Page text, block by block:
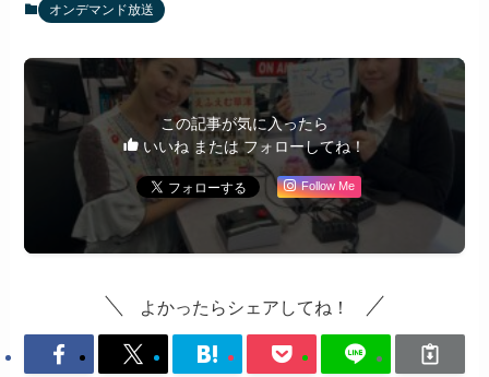
オンデマンド放送
この記事が気に入ったら
いいね または フォローしてね！
Follow Me
よかったらシェアしてね！